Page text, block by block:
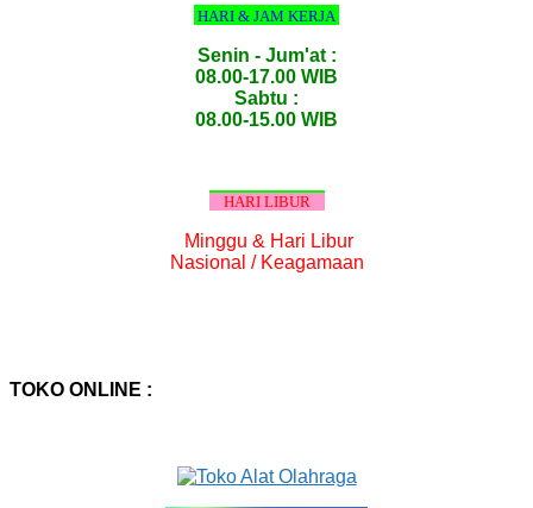
HARI & JAM KERJA
Senin - Jum'at :
08.00-17.00 WIB
Sabtu :
08.00-15.00 WIB
HARI LIBUR
Minggu & Hari Libur
Nasional / Keagamaan
TOKO ONLINE :